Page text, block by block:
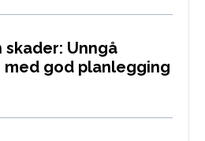
Unngå
god planlegging